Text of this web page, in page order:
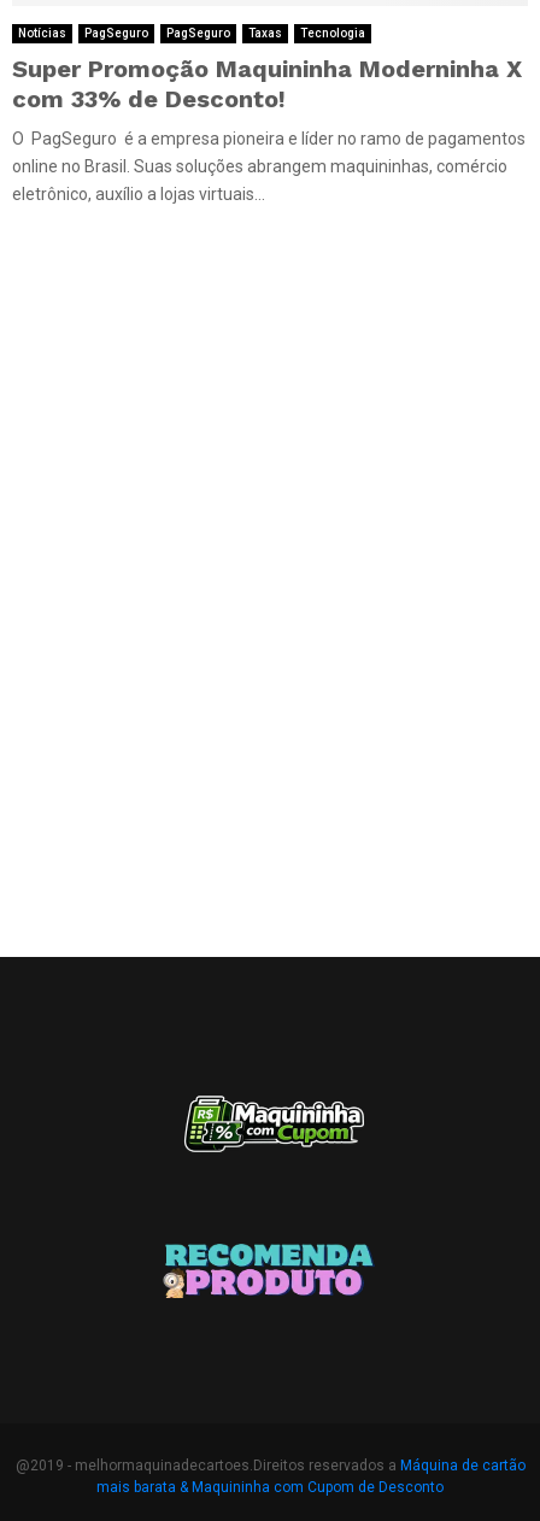
Notícias PagSeguro PagSeguro Taxas Tecnologia
Super Promoção Maquininha Moderninha X
com 33% de Desconto!
O PagSeguro é a empresa pioneira e líder no ramo de pagamentos
online no Brasil. Suas soluções abrangem maquininhas, comércio
eletrônico, auxílio a lojas virtuais...
@2019 - melhormaquinadecartoes.Direitos reservados a Máquina de cartão
mais barata & Maquininha com Cupom de Desconto